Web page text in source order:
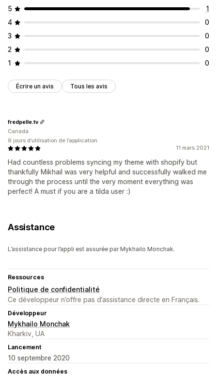
5
1
4
0
3
0
2
0
1
0
Écrire un avis Tous les avis
11 mars 2021
Had countless problems syncing my theme with shopify but
thankfully Mikhail was very helpful and successfully walked me
through the process until the very moment everything was
perfect! A must if you are a tilda user :)
fredpelle.tv
Canada
9 jours d’utilisation de l’application
Assistance
L’assistance pour l’appli est assurée par Mykhailo Monchak.
Ressources
Politique de confidentialité
Ce développeur n’offre pas d’assistance directe en Français.
Développeur
Mykhailo Monchak
Kharkiv, UA
Lancement
10 septembre 2020
Accès aux données